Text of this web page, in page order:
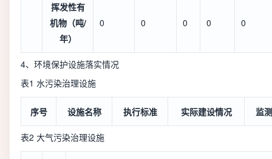
挥发性有
机物（吨/
年）
0 0 0 0 0
4、环境保护设施落实情况
表1 水污染治理设施
序号 设施名称 执行标准 实际建设情况 监
表2 大气污染治理设施